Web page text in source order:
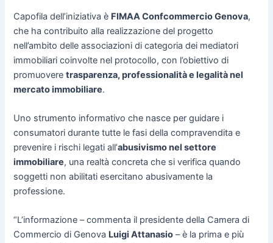
Capofila dell’iniziativa è FIMAA Confcommercio Genova,
che ha contribuito alla realizzazione del progetto
nell’ambito delle associazioni di categoria dei mediatori
immobiliari coinvolte nel protocollo, con l’obiettivo di
promuoveretrasparenza, professionalità e legalità nel
mercato immobiliare.
Uno strumento informativo che nasce per guidare i
consumatori durante tutte le fasi della compravendita e
prevenire i rischi legati all’abusivismo nel settore
immobiliare, una realtà concreta che si verifica quando
soggetti non abilitati esercitano abusivamente la
professione.
“L’informazione – commenta il presidente della Camera di
Commercio di Genova Luigi Attanasio – è la prima e più